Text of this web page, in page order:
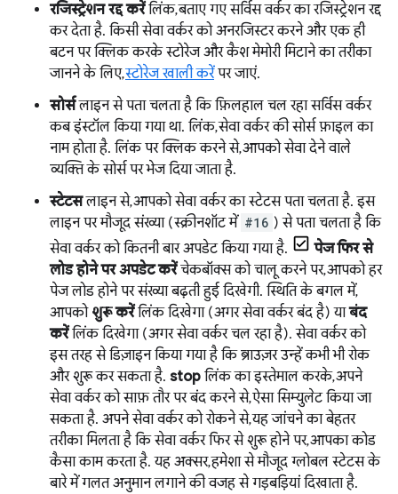
रजिस्ट्रेशन रद्द करेंलिंक, बताए गए सर्विस वर्कर का रजिस्ट्रेशन रद्द
कर देता है. किसी सेवा वर्कर को अनरजिस्टर करने और एक ही
बटन पर क्लिक करके स्टोरेज और कैश मेमोरी मिटाने का तरीका
जानने के लिए,स्टोरेज खाली करेंपर जाएं.
सोर्सलाइन से पता चलता है कि फ़िलहाल चल रहा सर्विस वर्कर
कब इंस्टॉल किया गया था. लिंक, सेवा वर्कर की सोर्स फ़ाइल का
नाम होता है. लिंक पर क्लिक करने से, आपको सेवा देने वाले
व्यक्ति के सोर्स पर भेज दिया जाता है.
स्टेटसलाइन से, आपको सेवा वर्कर का स्टेटस पता चलता है. इस
लाइन पर मौजूद संख्या (स्क्रीनशॉट में #16 ) से पता चलता है कि
सेवा वर्कर को कितनी बार अपडेट किया गया है.
पेज फिर से
लोड होने पर अपडेट करेंचेकबॉक्स को चालू करने पर, आपको हर
पेज लोड होने पर संख्या बढ़ती हुई दिखेगी. स्थिति के बगल में,
आपको शुरू करेंलिंक दिखेगा (अगर सेवा वर्कर बंद है) याबंद
करेंलिंक दिखेगा (अगर सेवा वर्कर चल रहा है). सेवा वर्कर को
इस तरह से डिज़ाइन किया गया है कि ब्राउज़र उन्हें कभी भी रोक
और शुरू कर सकता है. stop लिंक का इस्तेमाल करके, अपने
सेवा वर्कर को साफ़ तौर पर बंद करने से, ऐसा सिम्युलेट किया जा
सकता है. अपने सेवा वर्कर को रोकने से, यह जांचने का बेहतर
तरीका मिलता है कि सेवा वर्कर फिर से शुरू होने पर, आपका कोड
कैसा काम करता है. यह अक्सर, हमेशा से मौजूद ग्लोबल स्टेटस के
बारे में गलत अनुमान लगाने की वजह से गड़बड़ियां दिखाता है.